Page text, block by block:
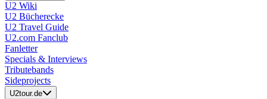
U2 Wiki
U2 Bücherecke
U2 Travel Guide
U2.com Fanclub
Fanletter
Specials & Interviews
Tributebands
Sideprojects
U2tour.de